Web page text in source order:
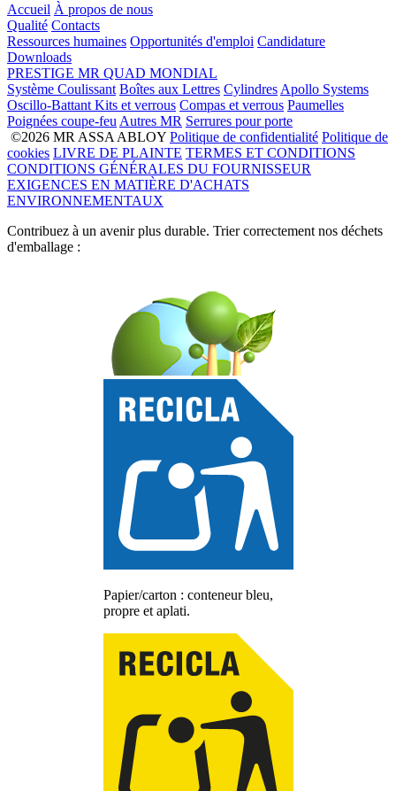
Accueil À propos de nous
Qualité Contacts
Ressources humaines Opportunités d'emploi Candidature
Downloads
PRESTIGE MR QUAD MONDIAL
Système Coulissant Boîtes aux Lettres Cylindres Apollo Systems
Oscillo-Battant Kits et verrous Compas et verrous Paumelles
Poignées coupe-feu Autres MR Serrures pour porte
©2026 MR ASSA ABLOY Politique de confidentialité Politique de
cookies LIVRE DE PLAINTE TERMES ET CONDITIONS
CONDITIONS GÉNÉRALES DU FOURNISSEUR
EXIGENCES EN MATIÈRE D'ACHATS
ENVIRONNEMENTAUX
Contribuez à un avenir plus durable. Trier correctement nos déchets
d'emballage :
Papier/carton : conteneur bleu,
propre et aplati.